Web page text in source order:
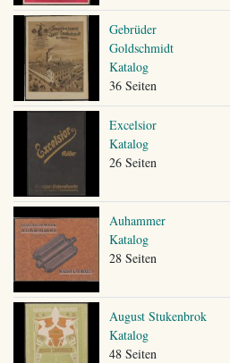
Gebrüder
Goldschmidt
Katalog
36 Seiten
Excelsior
Katalog
26 Seiten
Auhammer
Katalog
28 Seiten
August Stukenbrok
Katalog
48 Seiten